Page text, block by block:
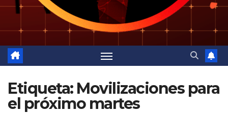
Etiqueta: Movilizaciones para
el próximo martes